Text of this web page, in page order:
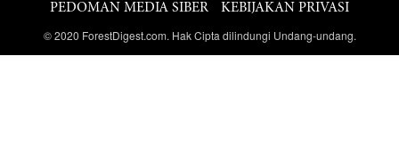
PEDOMAN MEDIA SIBER
KEBIJAKAN PRIVASI
© 2020 ForestDigest.com. Hak Cipta dilindungi Undang-undang.